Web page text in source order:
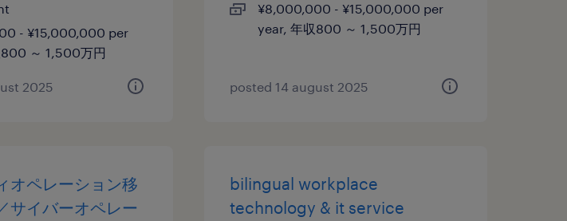
- ¥15,000,000 per
～ 1,500万円
2025
¥8,000,000 - ¥15,000,000 per
year, 年収800 ～ 1,500万円
posted 14 august 2025
オペレーション移
サイバーオペレー
bilingual workplace
technology & it service